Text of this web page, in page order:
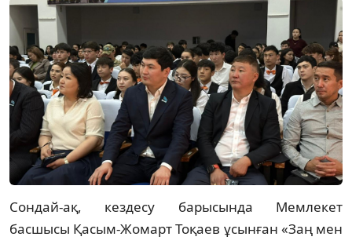
Сондай-ақ, кездесу барысында Мемлекет
басшысы Қасым-Жомарт Тоқаев ұсынған «Заң мен